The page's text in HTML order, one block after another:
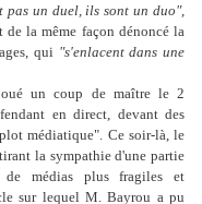
pas un duel, ils sont un duo",
la même façon dénoncé la
qui "s'enlacent dans une
un coup de maître le 2
en direct, devant des
médiatique". Ce soir-là, le
la sympathie d'une partie
médias plus fragiles et
sur lequel M. Bayrou a pu